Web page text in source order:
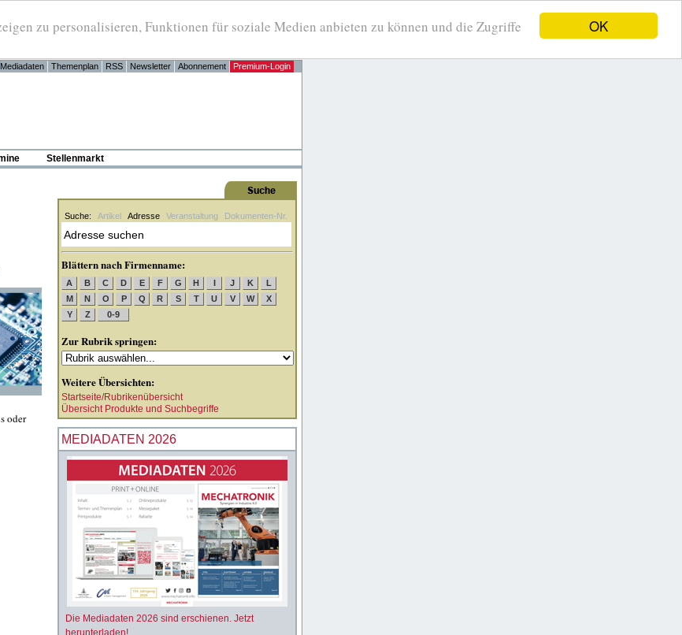
OK
zu personalisieren, Funktionen für soziale Medien anbieten zu können und die Zugriffe
Mediadaten Themenplan RSS Newsletter Abonnement Premium-Login
Stellenmarkt
oder
Suche: Artikel Adresse Veranstaltung Dokumenten-Nr.
Blättern nach Firmenname:
A B C D E F G H I J K
L
M
N O P Q R S T U V W
X
Y
Z 0-9
Zur Rubrik springen:
Weitere Übersichten:
Startseite/Rubrikenübersicht
Übersicht Produkte und Suchbegriffe
MEDIADATEN 2026
Die Mediadaten 2026 sind erschienen. Jetzt
herunterladen!